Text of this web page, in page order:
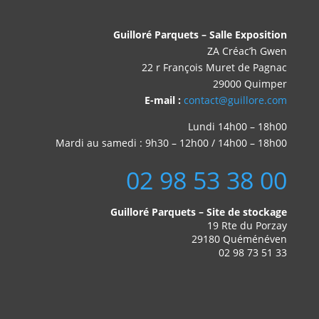
Guilloré Parquets – Salle Exposition
ZA Créac’h Gwen
22 r François Muret de Pagnac
29000 Quimper
E-mail :contact@guillore.com
Lundi 14h00 – 18h00
Mardi au samedi : 9h30 – 12h00 / 14h00 – 18h00
02 98 53 38 00
Guilloré Parquets – Site de stockage
19 Rte du Porzay
29180 Quéménéven
02 98 73 51 33